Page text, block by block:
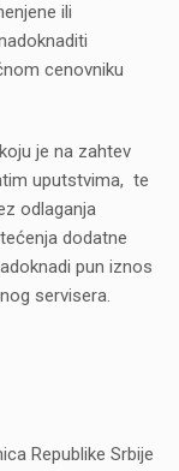
ili
cenovniku
je na zahtev
uputstvima, te
odlaganja
dodatne
pun iznos
servisera.
Republike Srbije